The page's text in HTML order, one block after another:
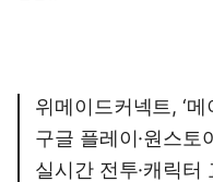
위메이드커넥트, ‘
구글 플레이·원스토
실시간 전투·캐릭터